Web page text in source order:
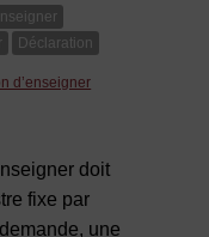
Déclaration
d’enseigner
doit
fixe par
une